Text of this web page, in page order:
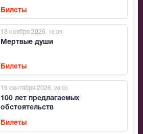
Билеты
Мертвые души
13 ноября 2026 , 18:00
Билеты
100 лет предлагаемых
обстоятельств
19 сентября 2026 , 20:00
Билеты